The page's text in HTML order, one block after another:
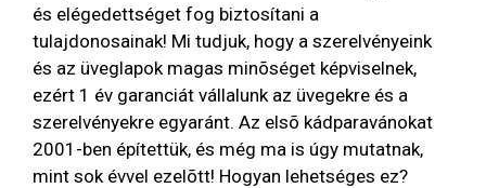
és elégedettséget fog biztosítani a
tulajdonosainak! Mi tudjuk, hogy a szerelvényeink
és az üveglapok magas minõséget képviselnek,
ezért 1 év garanciát vállalunk az üvegekre és a
szerelvényekre egyaránt. Az elsõ kádparavánokat
2001-ben építettük, és még ma is úgy mutatnak,
mint sok évvel ezelõtt! Hogyan lehetséges ez?